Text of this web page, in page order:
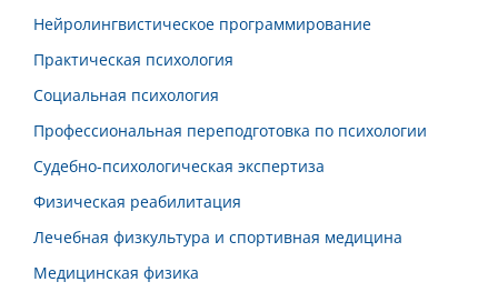
Нейролингвистическое программирование
Практическая психология
Социальная психология
Профессиональная переподготовка по психологии
Судебно-психологическая экспертиза
Физическая реабилитация
Лечебная физкультура и спортивная медицина
Медицинская физика